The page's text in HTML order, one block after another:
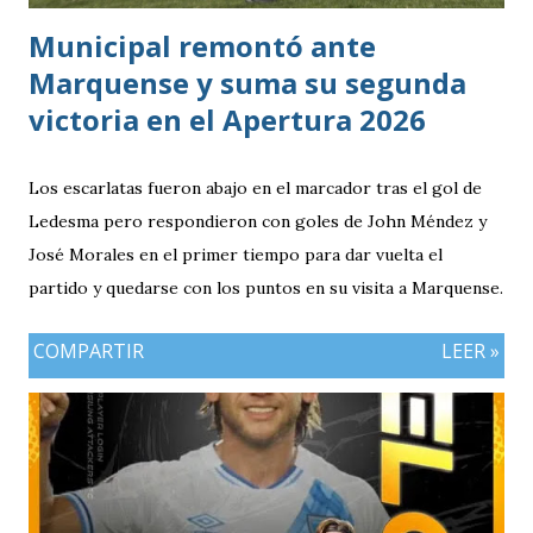
Municipal remontó ante
Marquense y suma su segunda
victoria en el Apertura 2026
Los escarlatas fueron abajo en el marcador tras el gol de
Ledesma pero respondieron con goles de John Méndez y
José Morales en el primer tiempo para dar vuelta el
partido y quedarse con los puntos en su visita a Marquense.
COMPARTIR LEER »